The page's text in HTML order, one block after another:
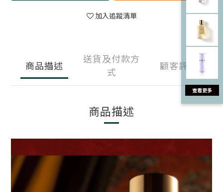
加入追蹤清單
商品描述
送貨及付款方
式
顧客評價
商品描述